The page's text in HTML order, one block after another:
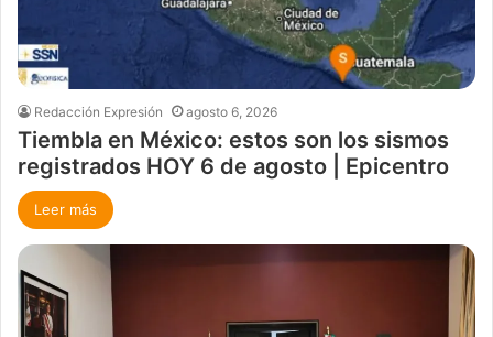
Redacción Expresión agosto 6, 2026
Tiembla en México: estos son los sismos
registrados HOY 6 de agosto | Epicentro
Leer más